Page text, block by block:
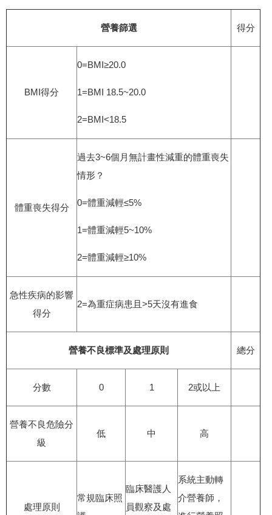
營養篩選 得分
BMI得分
0=BMI≥20.0
1=BMI 18.5~20.0
2=BMI<18.5
體重喪失得分
過去3~6個月無計畫性減重的體重喪失
情形？
0=體重減輕≤5%
1=體重減輕5~10%
2=體重減輕≥10%
急性疾病的影響
得分
2=為重症病患且>5天沒有進食
營養不良標準及處理原則 總分
分數 0 1 2或以上
營養不良危險分
級
低 中 高
處理原則
常規臨床照
臨床醫護人
員觀察及處
系統主動轉
介營養師，